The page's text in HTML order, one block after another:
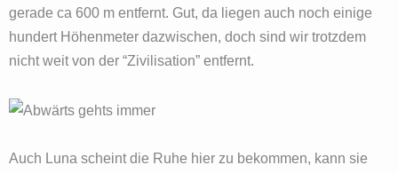
gerade ca 600 m entfernt. Gut, da liegen auch noch einige
hundert Höhenmeter dazwischen, doch sind wir trotzdem
nicht weit von der “Zivilisation” entfernt.
Auch Luna scheint die Ruhe hier zu bekommen, kann sie